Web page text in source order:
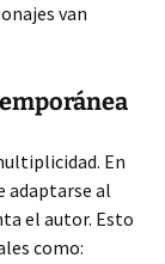
van
En
adaptarse al
el autor. Esto
como: